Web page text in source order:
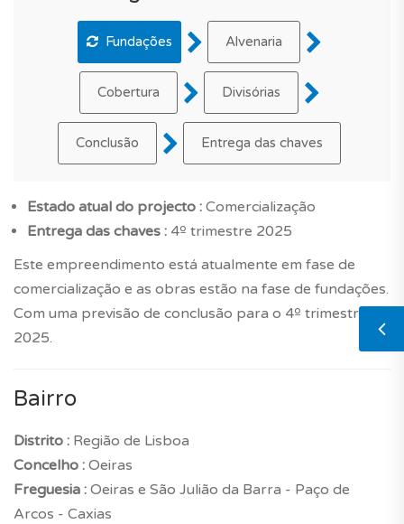
Fundações Alvenaria
Cobertura Divisórias
Conclusão Entrega das chaves
Estado atual do projecto : Comercialização
Entrega das chaves : 4º trimestre 2025
Este empreendimento está atualmente em fase de
comercialização e as obras estão na fase de fundações.
Com uma previsão de conclusão para o 4º trimestre
2025.
Bairro
Distrito : Região de Lisboa
Concelho : Oeiras
Freguesia : Oeiras e São Julião da Barra - Paço de
Arcos - Caxias